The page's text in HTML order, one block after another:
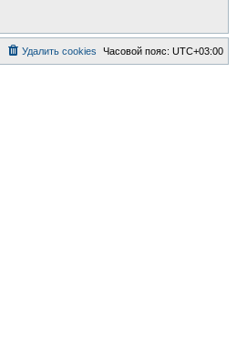
Часовой пояс: UTC+03:00
Удалить cookies